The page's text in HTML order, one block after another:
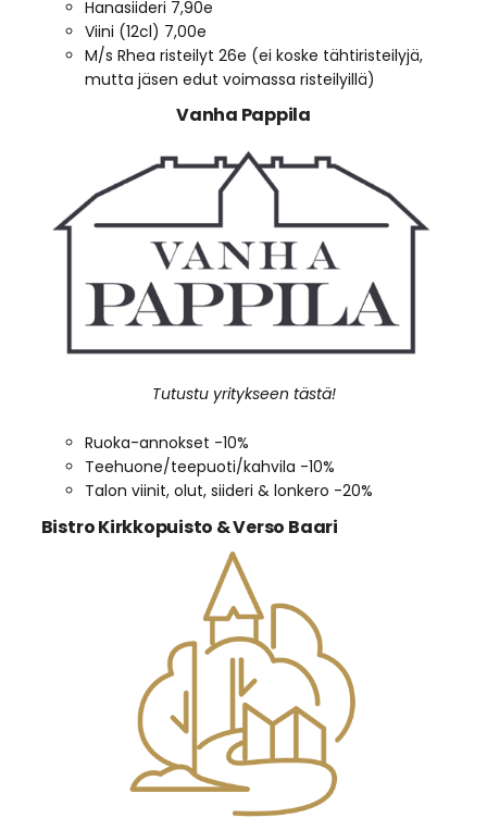
Hanasiideri 7,90e
Viini (12cl) 7,00e
M/s Rhea risteilyt 26e (ei koske tähtiristeilyjä,
mutta jäsen edut voimassa risteilyillä)
Vanha Pappila
Tutustu yritykseen tästä!
Ruoka-annokset -10%
Teehuone/teepuoti/kahvila -10%
Talon viinit, olut, siideri & lonkero -20%
Bistro Kirkkopuisto & Verso Baari